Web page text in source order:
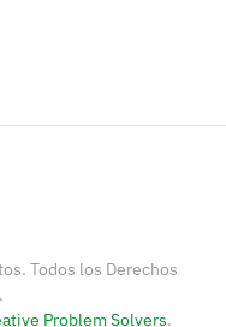
Todos los Derechos
Problem Solvers.